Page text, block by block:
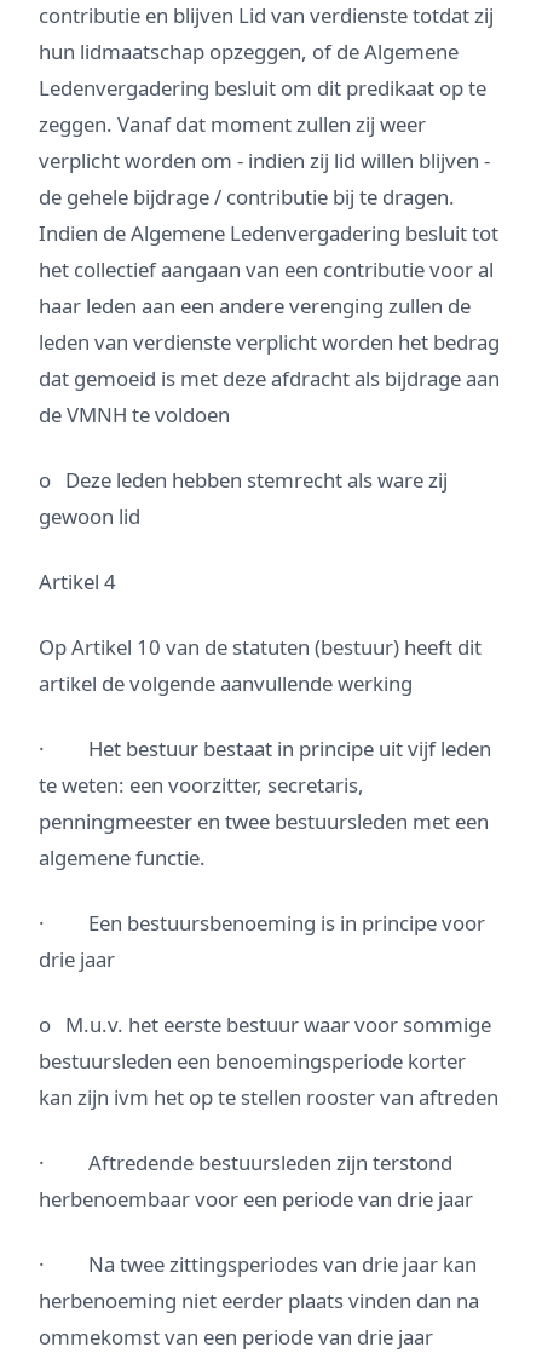
contributie en blijven Lid van verdienste totdat zij
hun lidmaatschap opzeggen, of de Algemene
Ledenvergadering besluit om dit predikaat op te
zeggen. Vanaf dat moment zullen zij weer
verplicht worden om - indien zij lid willen blijven -
de gehele bijdrage / contributie bij te dragen.
Indien de Algemene Ledenvergadering besluit tot
het collectief aangaan van een contributie voor al
haar leden aan een andere verenging zullen de
leden van verdienste verplicht worden het bedrag
dat gemoeid is met deze afdracht als bijdrage aan
de VMNH te voldoen
o Deze leden hebben stemrecht als ware zij
gewoon lid
Artikel 4
Op Artikel 10 van de statuten (bestuur) heeft dit
artikel de volgende aanvullende werking
· Het bestuur bestaat in principe uit vijf leden
te weten: een voorzitter, secretaris,
penningmeester en twee bestuursleden met een
algemene functie.
· Een bestuursbenoeming is in principe voor
drie jaar
o M.u.v. het eerste bestuur waar voor sommige
bestuursleden een benoemings­periode korter
kan zijn ivm het op te stellen rooster van aftreden
· Aftredende bestuursleden zijn terstond
herbenoembaar voor een periode van drie jaar
· Na twee zittingsperiodes van drie jaar kan
herbenoeming niet eerder plaats vinden dan na
ommekomst van een periode van drie jaar